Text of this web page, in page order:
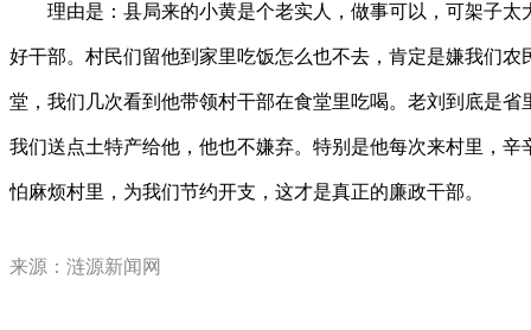
理由是：县局来的小黄是个老实人，做事可以，可架子太
好干部。村民们留他到家里吃饭怎么也不去，肯定是嫌我们农
堂，我们几次看到他带领村干部在食堂里吃喝。老刘到底是省
我们送点土特产给他，他也不嫌弃。特别是他每次来村里，辛
怕麻烦村里，为我们节约开支，这才是真正的廉政干部。
来源：涟源新闻网